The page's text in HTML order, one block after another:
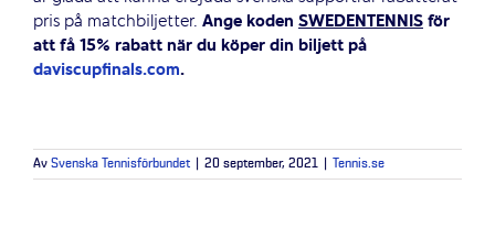
pris på matchbiljetter. Ange koden SWEDENTENNISför
att få 15% rabatt när du köper din biljett på
daviscupfinals.com.
Av Svenska Tennisförbundet 20 september, 2021 Tennis.se